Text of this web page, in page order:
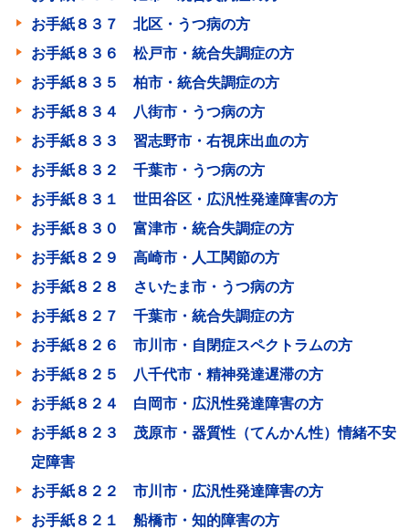
お手紙８３７ 北区・うつ病の方
お手紙８３６ 松戸市・統合失調症の方
お手紙８３５ 柏市・統合失調症の方
お手紙８３４ 八街市・うつ病の方
お手紙８３３ 習志野市・右視床出血の方
お手紙８３２ 千葉市・うつ病の方
お手紙８３１ 世田谷区・広汎性発達障害の方
お手紙８３０ 富津市・統合失調症の方
お手紙８２９ 高崎市・人工関節の方
お手紙８２８ さいたま市・うつ病の方
お手紙８２７ 千葉市・統合失調症の方
お手紙８２６ 市川市・自閉症スペクトラムの方
お手紙８２５ 八千代市・精神発達遅滞の方
お手紙８２４ 白岡市・広汎性発達障害の方
お手紙８２３ 茂原市・器質性（てんかん性）情緒不安
定障害
お手紙８２２ 市川市・広汎性発達障害の方
お手紙８２１ 船橋市・知的障害の方